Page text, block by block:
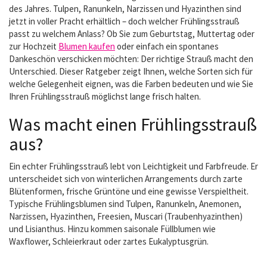
des Jahres. Tulpen, Ranunkeln, Narzissen und Hyazinthen sind
jetzt in voller Pracht erhältlich – doch welcher Frühlingsstrauß
passt zu welchem Anlass? Ob Sie zum Geburtstag, Muttertag oder
zur Hochzeit Blumen kaufen oder einfach ein spontanes
Dankeschön verschicken möchten: Der richtige Strauß macht den
Unterschied. Dieser Ratgeber zeigt Ihnen, welche Sorten sich für
welche Gelegenheit eignen, was die Farben bedeuten und wie Sie
Ihren Frühlingsstrauß möglichst lange frisch halten.
Was macht einen Frühlingsstrauß
aus?
Ein echter Frühlingsstrauß lebt von Leichtigkeit und Farbfreude. Er
unterscheidet sich von winterlichen Arrangements durch zarte
Blütenformen, frische Grüntöne und eine gewisse Verspieltheit.
Typische Frühlingsblumen sind Tulpen, Ranunkeln, Anemonen,
Narzissen, Hyazinthen, Freesien, Muscari (Traubenhyazinthen)
und Lisianthus. Hinzu kommen saisonale Füllblumen wie
Waxflower, Schleierkraut oder zartes Eukalyptusgrün.